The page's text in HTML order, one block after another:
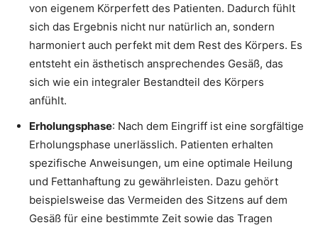
von eigenem Körperfett des Patienten. Dadurch fühlt
sich das Ergebnis nicht nur natürlich an, sondern
harmoniert auch perfekt mit dem Rest des Körpers. Es
entsteht ein ästhetisch ansprechendes Gesäß, das
sich wie ein integraler Bestandteil des Körpers
anfühlt.
Erholungsphase: Nach dem Eingriff ist eine sorgfältige
Erholungsphase unerlässlich. Patienten erhalten
spezifische Anweisungen, um eine optimale Heilung
und Fettanhaftung zu gewährleisten. Dazu gehört
beispielsweise das Vermeiden des Sitzens auf dem
Gesäß für eine bestimmte Zeit sowie das Tragen